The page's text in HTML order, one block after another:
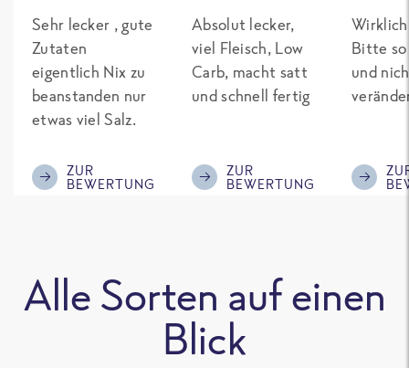
Sehr lecker , gute
Zutaten
eigentlich Nix zu
beanstanden nur
etwas viel Salz.
ZUR
BEWERTUNG
Absolut lecker,
viel Fleisch, Low
Carb, macht satt
und schnell fertig
ZUR
BEWERTUNG
Bitte so
und
Alle Sorten auf einen
Blick